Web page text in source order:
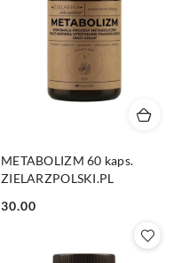
METABOLIZM 60 kaps.
ZIELARZPOLSKI.PL
Cena:
30.00